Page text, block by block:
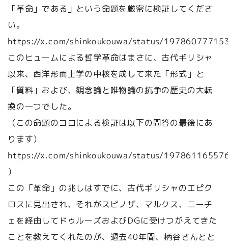
「革命」である」という命題を厳密に検証してくださ
い。
https://x.com/shinkoukouwa/status/
このヒュームによる哲学革命はまさに、古代ギリシャ
以来、西洋形而上学の中核を成して来た「形式」と
「質料」および、観念論と唯物論の抗争の歴史の大転
換の一つでした。
（この命題のコロによる検証は以下の問答の最後にあ
ります）
https://x.com/shinkoukouwa/status/
）
この「革命」の兆しはすでに、古代ギリシャのエピク
ロスに見出され、それがスピノザ、マルクス、ニーチ
ェを経由してドゥルーズおよびDGに受けつがえてきた
ことを教えてくれたのが、過去40年間、柄谷さんとと